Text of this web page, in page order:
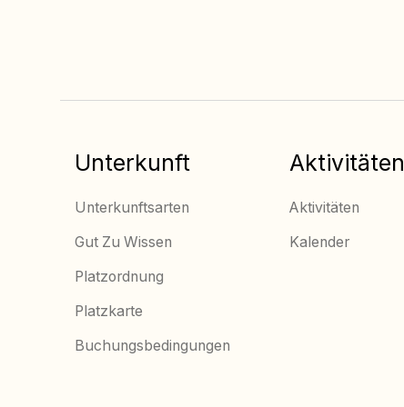
Unterkunft
Unterkunftsarten
Gut Zu Wissen
Platzordnung
Platzkarte
Buchungsbedingungen
Aktivitäten
Aktivitäten
Kalender